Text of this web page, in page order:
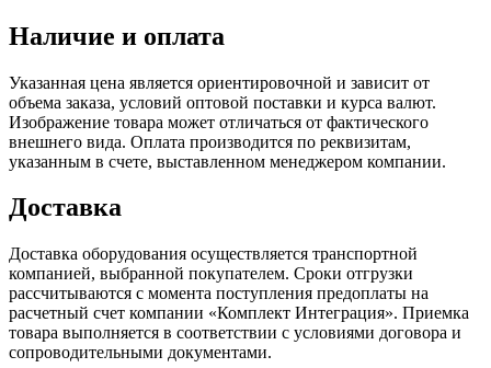
Наличие и оплата
Указанная цена является ориентировочной и зависит от
объема заказа, условий оптовой поставки и курса валют.
Изображение товара может отличаться от фактического
внешнего вида. Оплата производится по реквизитам,
указанным в счете, выставленном менеджером компании.
Доставка
Доставка оборудования осуществляется транспортной
компанией, выбранной покупателем. Сроки отгрузки
рассчитываются с момента поступления предоплаты на
расчетный счет компании «Комплект Интеграция». Приемка
товара выполняется в соответствии с условиями договора и
сопроводительными документами.